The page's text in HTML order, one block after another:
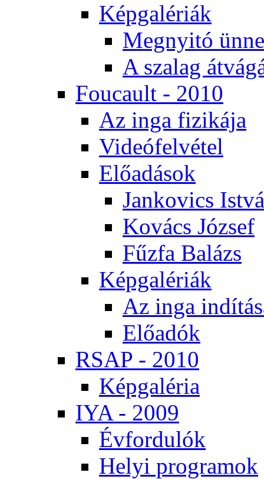
Kép­ga­lé­ri­ák
Meg­nyi­tó
A sza­lag
Fo­u­ca­ult - 2010
Az in­ga fi­zi­ká­ja
Vi­de­ó­fel­vé­tel
Elő­adá­sok
Jan­ko­vics
Ko­vács Jó­zsef
Fűz­fa Ba­lázs
Kép­ga­lé­ri­ák
Az in­ga
Elő­adók
RSAP - 2010
Kép­ga­lé­ria
IYA - 2009
Év­for­du­lók
He­lyi prog­ra­mok